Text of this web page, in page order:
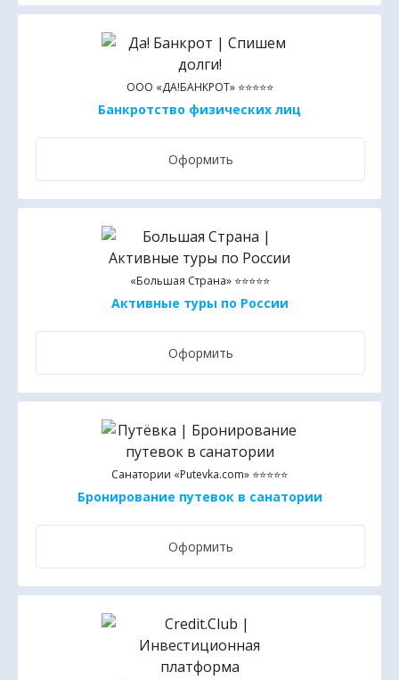
ООО «ДА!БАНКРОТ» ⭐⭐⭐⭐⭐
Банкротство физических лиц
Оформить
«Большая Страна» ⭐⭐⭐⭐⭐
Активные туры по России
Оформить
Санатории «Putevka.com» ⭐⭐⭐⭐⭐
Бронирование путевок в санатории
Оформить